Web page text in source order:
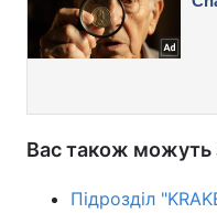
Вас також можуть
Підрозділ